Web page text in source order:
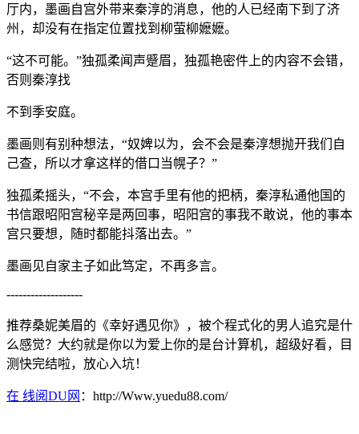
厅内，墨画自宫外带来秦淳的消息，他的人已经南下到了济
州，却没有在指定位置找到柳萤柳嬷嬷。
“这不可能。”独孤柔闻声蹙眉，独孤艳密件上的内容不会错，
否则秦淳找
不到季安庭。
墨画则有别种想法，“奴婢以为，会不会是秦淳想抛开我们自
己查，所以才拿这样的借口当幌子？”
独孤柔摇头，“不会，本宫手里有他的把柄，秦淳私通他国的
书信跟昭阳宫秘辛是两回事，昭阳宫的事我不敢说，他的事本
宫只要想，随时都能抖落出去。”
墨画见自家主子如此笃定，不再多言。
-------------------
推荐桑妮美眉的《幸好遇见你》，被个程式化的男人追究是什
么感觉？大约就是你以为爱上你的是台计算机，超级好看，目
测快完结啦，放心入坑！
在 线阅DU网 ：http://Www.yuedu88.com/